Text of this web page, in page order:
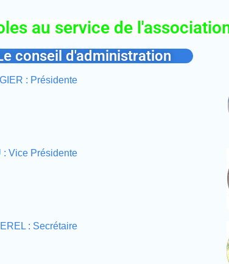
au service de
conseil d'administration
: Présidente
: Vice Présidente
: Secrétaire